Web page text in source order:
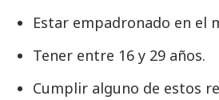
Estar empadronado en el
Tener entre 16 y 29 años.
Cumplir alguno de estos